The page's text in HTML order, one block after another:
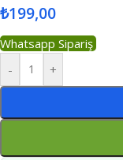
₺199,00
Whatsapp Sipariş
-
+